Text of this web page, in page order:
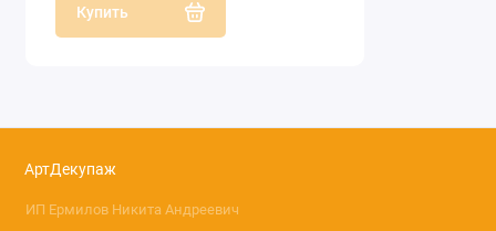
Купить
АртДекупаж
ИП Ермилов Никита Андреевич